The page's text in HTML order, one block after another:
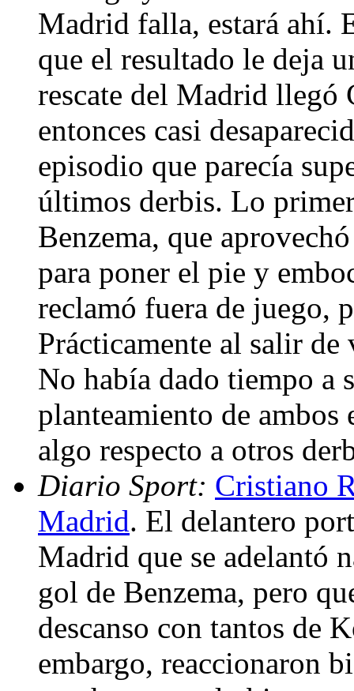
Madrid falla, estará ahí.
que el resultado le deja
rescate del Madrid llegó
entonces casi
episodio que parecía
últimos derbis. Lo
Benzema, que
para poner el pie y
reclamó fuera de juego,
Prácticamente al salir
No había dado tiempo a
planteamiento de ambos
algo respecto a otros
Diario Sport: Cristiano
Madrid. El delantero
Madrid que se adelantó
gol de Benzema, pero
descanso con tantos de
embargo, reaccionaron